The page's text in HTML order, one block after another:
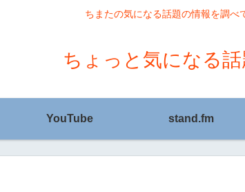
ちまたの気になる話題の情報を調べ
ちょっと気になる
YouTube stand.fm